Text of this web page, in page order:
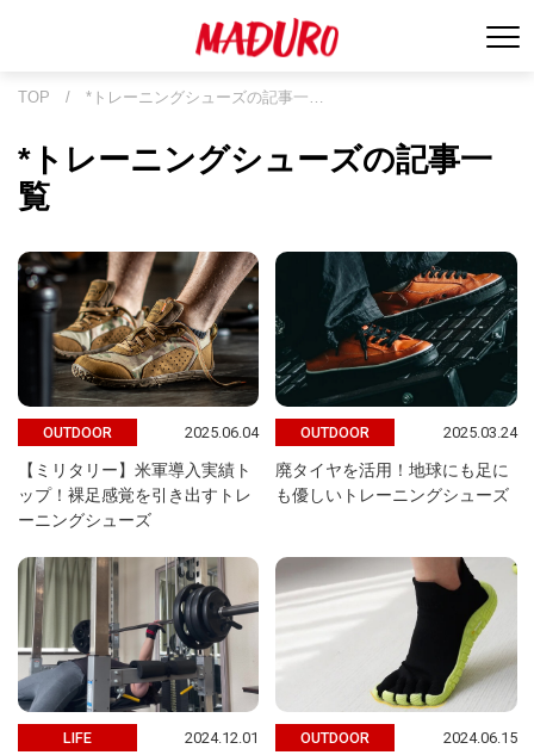
TOP / *トレーニングシューズの記事一…
*トレーニングシューズの記事一
覧
OUTDOOR 2025.06.04
【ミリタリー】米軍導入実績ト
ップ！裸足感覚を引き出すトレ
ーニングシューズ
OUTDOOR 2025.03.24
廃タイヤを活用！地球にも足に
も優しいトレーニングシューズ
LIFE 2024.12.01 OUTDOOR 2024.06.15